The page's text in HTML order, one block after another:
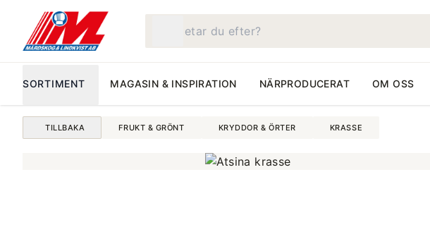
SORTIMENT MAGASIN & INSPIRATION NÄRPRODUCERAT OM OSS
TILLBAKA FRUKT & GRÖNT KRYDDOR & ÖRTER KRASSE